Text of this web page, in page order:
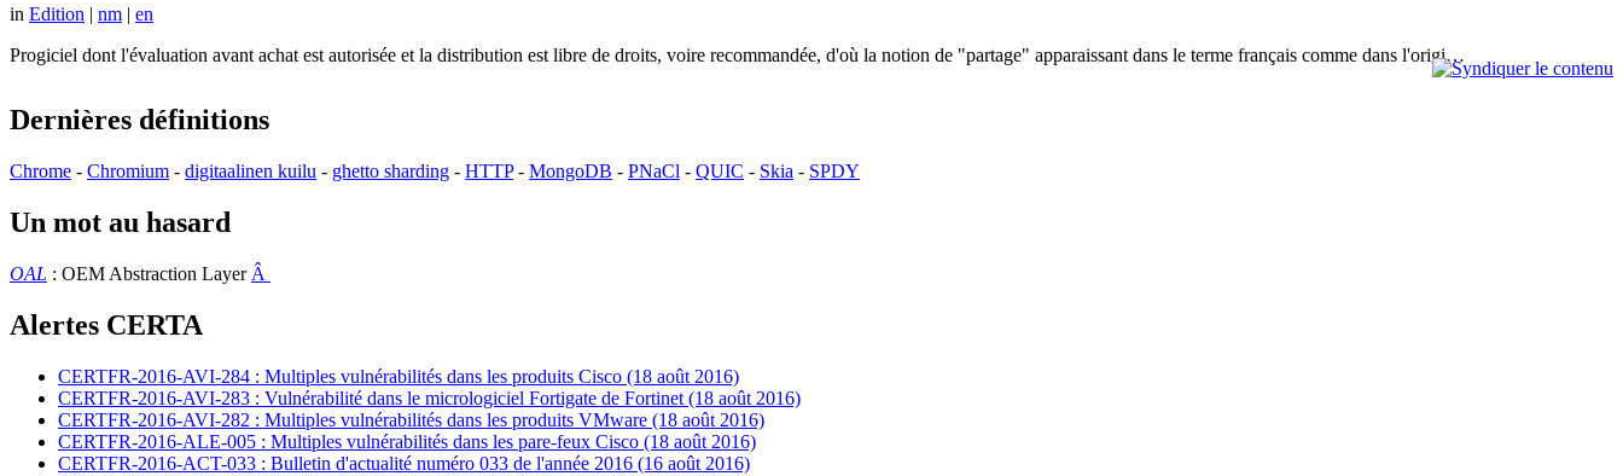
in Edition | nm | en
Progiciel dont l'évaluation avant achat est autorisée et la distribution est libre de droits, voire recommandée, d'où la notion de "partage" apparaissant dans le terme français comme dans l'origi…
Dernières définitions
Chrome - Chromium - digitaalinen kuilu - ghetto sharding - HTTP- MongoDB - PNaCl - QUIC - Skia - SPDY
Un mot au hasard
OAL : OEM Abstraction Layer Â
Alertes CERTA
CERTFR-2016-AVI-284 : Multiples vulnérabilités dans les produits Cisco (18 août 2016)
CERTFR-2016-AVI-283 : Vulnérabilité dans le micrologiciel Fortigate de Fortinet (18 août 2016)
CERTFR-2016-AVI-282 : Multiples vulnérabilités dans les produits VMware (18 août 2016)
CERTFR-2016-ALE-005 : Multiples vulnérabilités dans les pare-feux Cisco (18 août 2016)
CERTFR-2016-ACT-033 : Bulletin d'actualité numéro 033 de l'année 2016 (16 août 2016)